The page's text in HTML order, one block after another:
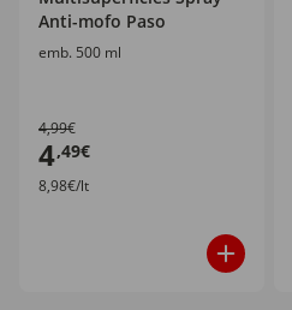
Anti-mofo Paso
emb. 500 ml
4,99€
4,49€
8,98€/lt